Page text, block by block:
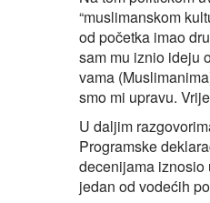
“muslimanskom
od početka imao
sam mu iznio ideju
vama
smo mi upravu.
U daljim
Programske
decenijama
jedan od vodećih